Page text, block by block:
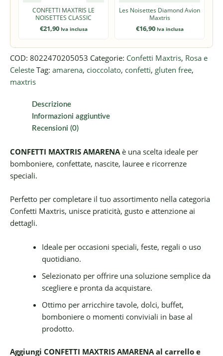
CONFETTI MAXTRIS LE
NOISETTES CLASSIC
€21,90 Iva inclusa
Les Noisettes Diamond Avion
Maxtris
€16,90 Iva inclusa
COD: 8022470205053 Categorie: Confetti Maxtris, Rosa e
Celeste Tag: amarena, cioccolato, confetti, gluten free,
maxtris
Descrizione
Informazioni aggiuntive
Recensioni (0)
CONFETTI MAXTRIS AMARENAè una scelta ideale per
bomboniere, confettate, nascite, lauree e ricorrenze
speciali.
Perfetto per completare il tuo assortimento nella categoria
Confetti Maxtris, unisce praticità, gusto e attenzione ai
dettagli.
Ideale per occasioni speciali, feste, regali o uso
quotidiano.
Selezionato per offrire una soluzione semplice da
scegliere e pronta da acquistare.
Ottimo per arricchire tavole, dolci, buffet,
bomboniere o momenti conviviali in base al
prodotto.
Aggiungi CONFETTI MAXTRIS AMARENA al carrello e